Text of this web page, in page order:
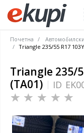
Почетна
Triangle 235/55 R17
Triangle 235/
(TA01)
ID